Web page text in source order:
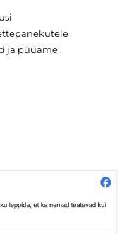
ja püüame